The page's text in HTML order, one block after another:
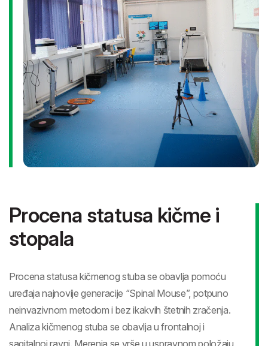
Za procenu pokretljivosti sedalnih i mišića zadnje lože
buta koristi se klupica, a testovna procedura je Sit-and-
reach test.
Procena statusa kičme i
stopala
Procena statusa kičmenog stuba se obavlja pomoću
uređaja najnovije generacije “Spinal Mouse”, potpuno
neinvazivnom metodom i bez ikakvih štetnih zračenja.
Analiza kičmenog stuba se obavlja u frontalnoj i
sagitalnoj ravni. Merenja se vrše u uspravnom položaju,